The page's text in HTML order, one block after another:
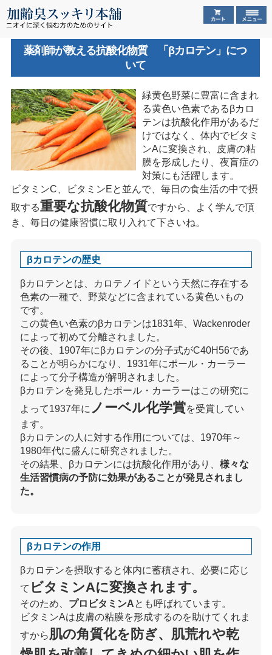
薬剤師が教える抗酸化物質 「βカロテン」につ
いて
緑黄色野菜に豊富に含まれ
る黄色い色素であるβカロ
テンは抗酸化作用があるだ
けではなく、体内でビタミ
ンAに変換され、皮膚の粘
膜を形成したり、夜盲症の
対策にも活躍します。
ビタミンC、ビタミンEと並んで、毎日の食生活の中で摂
取する重要な抗酸化物質ですから、よく学んで頂
き、毎日の健康習慣に取り入れて下さいね。
βカロテンの歴史
βカロテンとは、カロテノイドという天然に存在する
色素の一種で、野菜などに含まれている黄色いもの
です。
この黄色い色素のβカロテンは1831年、Wackenroder
によって初めて分離されました。
その後、1907年にβカロテンの分子式がC40H56であ
ることが明らかになり、1931年にポール・カーラー
によって分子構造が解明されました。
βカロテンを発見したポール・カーラーはこの研究に
よって1937年に ノーベル化学賞を受賞してい
ます。
βカロテンの人に対する作用については、1970年～
1980年代に盛んに研究されました。
その結果、βカロテンには抗酸化作用があり、 様々な
生活習慣病の予防に効果があることが発見されまし
た。
βカロテンの作用
βカロテンを摂取すると体内に蓄積され、必要に応じ
て ビタミンAに変換されます。
そのため、 プロビタミンAとも呼ばれています。
ビタミンAは皮膚の粘膜を形成するのを助けてくれま
すから肌の角質化を防ぎ、肌荒れや乾